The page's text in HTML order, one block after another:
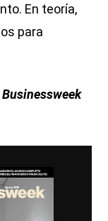
En teoría,
para